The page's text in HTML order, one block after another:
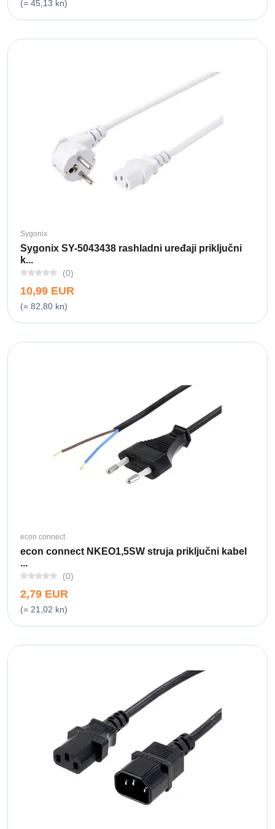
(= 45,13 kn)
Sygonix
Sygonix SY-5043438 rashladni uređaji priključni
k...
(0)
10,99 EUR
(= 82,80 kn)
econ connect
econ connect NKEO1,5SW struja priključni kabel
...
(0)
2,79 EUR
(= 21,02 kn)